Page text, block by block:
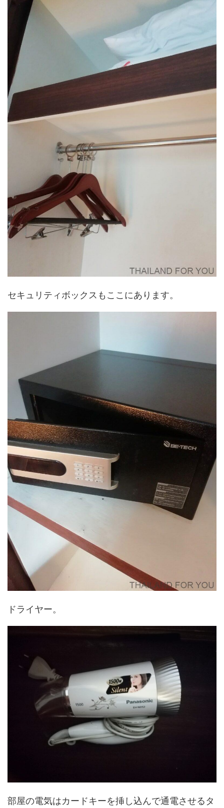
セキュリティボックスもここにあります。
ドライヤー。
部屋の電気はカードキーを挿し込んで通電させるタ